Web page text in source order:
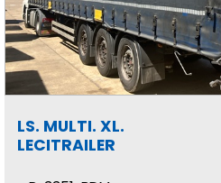
LS. MULTI. XL.
LECITRAILER